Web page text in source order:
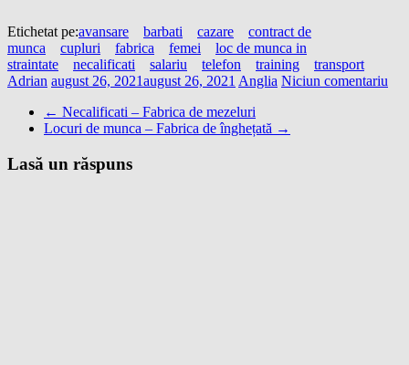
Etichetat pe:avansare barbati cazare
contract de
munca
cupluri fabrica femei
loc de munca in
straintate
necalificati salariu telefon training
transport
Adrian august 26, 2021august 26, 2021 Anglia Niciun comentariu
← Necalificati – Fabrica de mezeluri
Locuri de munca – Fabrica de înghețată →
Lasă un răspuns